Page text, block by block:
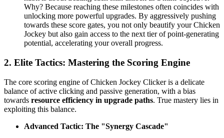
Why? Because reaching these milestones often coincides with
unlocking more powerful upgrades. By aggressively pushing
towards these score gates, you not only beautify your Chicken
Jockey but also gain access to the next tier of point-generating
potential, accelerating your overall progress.
2. Elite Tactics: Mastering the Scoring Engine
The core scoring engine of Chicken Jockey Clicker is a delicate
balance of active clicking and passive generation, with a bias
towards resource efficiency in upgrade paths. True mastery lies in
exploiting this balance.
Advanced Tactic: The "Synergy Cascade"